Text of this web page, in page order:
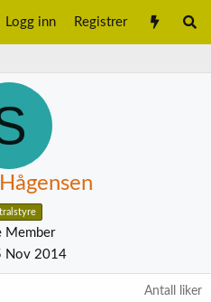
Logg inn Registrer
Member
Nov 2014
Antall liker